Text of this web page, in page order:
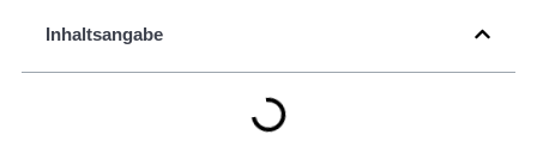
Inhaltsangabe